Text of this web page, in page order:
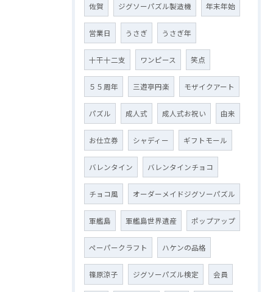
佐賀 ジグソーパズル製造機 年末年始
営業日 うさぎ うさぎ年
十干十二支 ワンピース 笑点
５５周年 三遊亭円楽 モザイクアート
パズル 成人式 成人式お祝い 由来
お仕立券 シャディー ギフトモール
バレンタイン バレンタインチョコ
チョコ風 オーダーメイドジグソーパズル
軍艦島 軍艦島世界遺産 ポップアップ
ペーパークラフト ハケンの品格
篠原涼子 ジグソーパズル検定 会員